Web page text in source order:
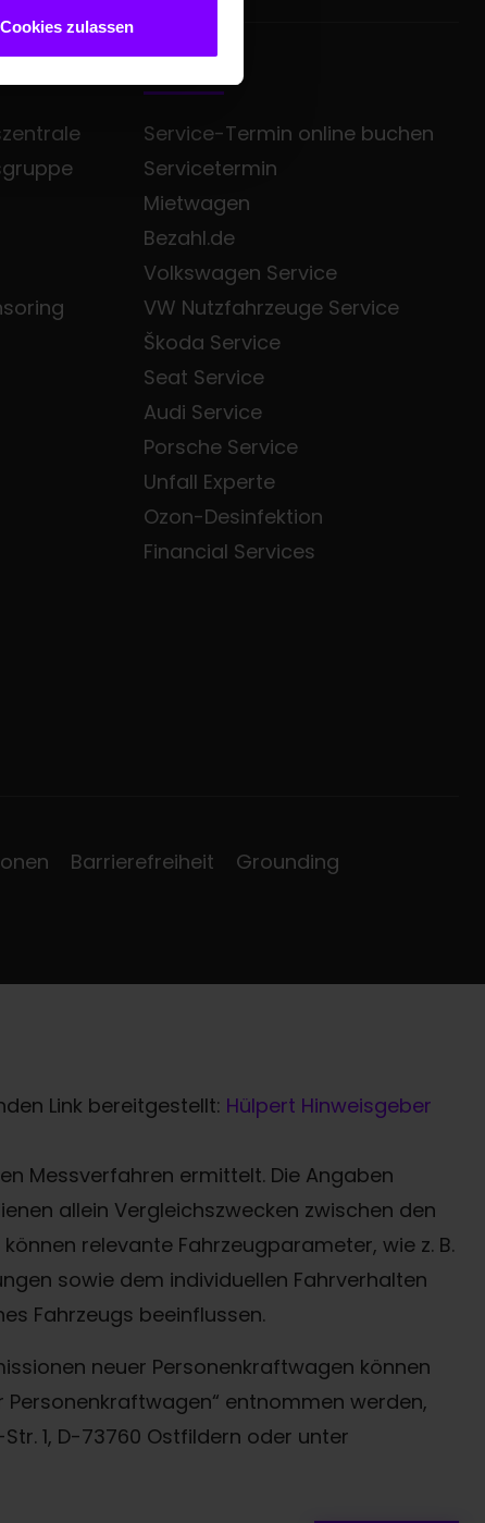
Cookies zulassen
Service-Termin online buchen
Servicetermin
Mietwagen
Bezahl.de
Volkswagen Service
VW Nutzfahrzeuge Service
Škoda Service
Seat Service
Audi Service
Porsche Service
Unfall Experte
Ozon-Desinfektion
Financial Services
Barrierefreiheit
Grounding
Link bereitgestellt: Hülpert Hinweisgeber
Messverfahren ermittelt. Die Angaben
allein Vergleichszwecken zwischen den
relevante Fahrzeugparameter, wie z. B.
sowie dem individuellen Fahrverhalten
Fahrzeugs beeinflussen.
neuer Personenkraftwagen können
entnommen werden,
1, D-73760 Ostfildern oder unter
Termin online buchen